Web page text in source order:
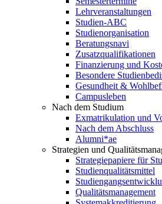
Lehrveranstaltungen
Studien-ABC
Studienorganisation
Beratungsnavi
Zusatzqualifikationen
Finanzierung und
Besondere
Gesundheit &
Campusleben
Nach dem Studium
Exmatrikulation und
Nach dem Abschluss
Alumni*ae
Strategien und
Strategiepapiere für
Studienqualitätsmittel
Qualitätsmanagement